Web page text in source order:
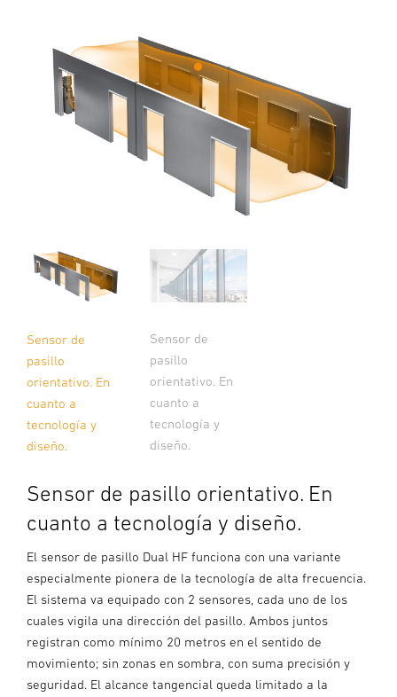
Sensor de
pasillo
orientativo. En
cuanto a
tecnología y
diseño.
Sensor de
pasillo
orientativo. En
cuanto a
tecnología y
diseño.
Sensor de pasillo orientativo. En
cuanto a tecnología y diseño.
El sensor de pasillo Dual HF funciona con una variante
especialmente pionera de la tecnología de alta frecuencia.
El sistema va equipado con 2 sensores, cada uno de los
cuales vigila una dirección del pasillo. Ambos juntos
registran como mínimo 20 metros en el sentido de
movimiento; sin zonas en sombra, con suma precisión y
seguridad. El alcance tangencial queda limitado a la